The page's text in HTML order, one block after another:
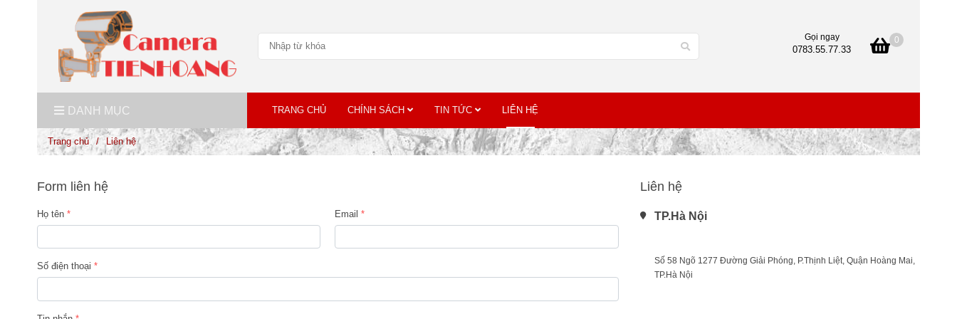
Gọi ngay
0783.55.77.33
0
DANH MỤC TRANG CHỦ CHÍNH SÁCH TIN TỨC LIÊN HỆ
Trang chủ / Liên hệ
Form liên hệ
Họ tên Email
Số điện thoại
Liên hệ
TP.Hà Nội
Số 58 Ngõ 1277 Đường Giải Phóng, P.Thịnh Liệt, Quận Hoàng Mai,
TP.Hà Nội